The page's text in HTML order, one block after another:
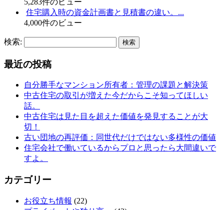
住宅購入時の資金計画書と見積書の違い。...
4,000件のビュー
検索:
最近の投稿
自分勝手なマンション所有者：管理の課題と解決策
中古住宅の取引が増えた今だからこそ知ってほしい
話。
中古住宅は見た目を超えた価値を発見することが大
切！
古い団地の再評価：同世代だけではない多様性の価値
住宅会社で働いているからプロと思ったら大間違いで
すよ。
カテゴリー
お役立ち情報 (22)